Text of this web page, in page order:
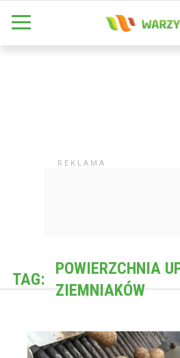
TAG:
POWIERZCHNIA
ZIEMNIAKÓW